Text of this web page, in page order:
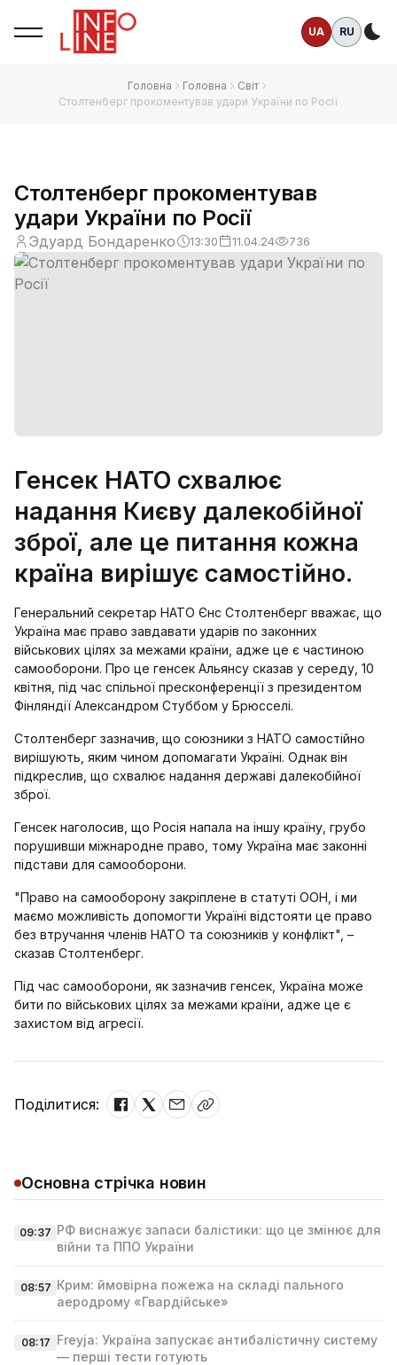
UA RU
Головна Головна
Світ
Столтенберг прокоментував удари України по Росії
Столтенберг прокоментував
удари України по Росії
Эдуард Бондаренко 13:30 11.04.24 736
Генсек НАТО схвалює
надання Києву далекобійної
зброї, але це питання кожна
країна вирішує самостійно.
Генеральний секретар НАТО Єнс Столтенберг вважає, що
Україна має право завдавати ударів по законних
військових цілях за межами країни, адже це є частиною
самооборони. Про це генсек Альянсу сказав у середу, 10
квітня, під час спільної пресконференції з президентом
Фінляндії Александром Стуббом у Брюсселі.
Столтенберг зазначив, що союзники з НАТО самостійно
вирішують, яким чином допомагати Україні. Однак він
підкреслив, що схвалює надання державі далекобійної
зброї.
Генсек наголосив, що Росія напала на іншу країну, грубо
порушивши міжнародне право, тому Україна має законні
підстави для самооборони.
"Право на самооборону закріплене в статуті ООН, і ми
маємо можливість допомогти Україні відстояти це право
без втручання членів НАТО та союзників у конфлікт", –
сказав Столтенберг.
Під час самооборони, як зазначив генсек, Україна може
бити по військових цілях за межами країни, адже це є
захистом від агресії.
Поділитися:
Основна стрічка новин
09:37 РФ виснажує запаси балістики: що це змінює для
війни та ППО України
08:57 Крим: ймовірна пожежа на складі пального
аеродрому «Гвардійське»
08:17 Freyja: Україна запускає антибалістичну систему
— перші тести готують